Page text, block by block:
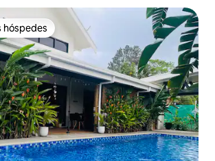
preferidos dos hóspedes
hóspedes